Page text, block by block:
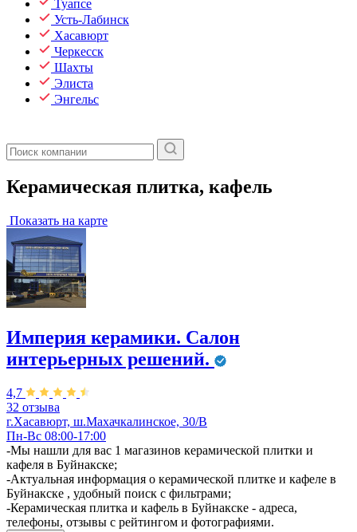
Туапсе
Усть-Лабинск
Хасавюрт
Черкесск
Шахты
Элиста
Энгельс
Керамическая плитка, кафель
Показать на карте
Империя керамики. Салон
интерьерных решений.
4,7
32 отзыва
г.Хасавюрт, ш.Махачкалинское, 30/В
Пн-Вс 08:00-17:00
​-Мы нашли для вас 1 магазинов керамической плитки и
кафеля в Буйнакске;
-Актуальная информация о керамической плитке и кафеле в
Буйнакске , удобный поиск с фильтрами;
-Керамическая плитка и кафель в Буйнакске - адреса,
телефоны, отзывы с рейтингом и фотографиями.